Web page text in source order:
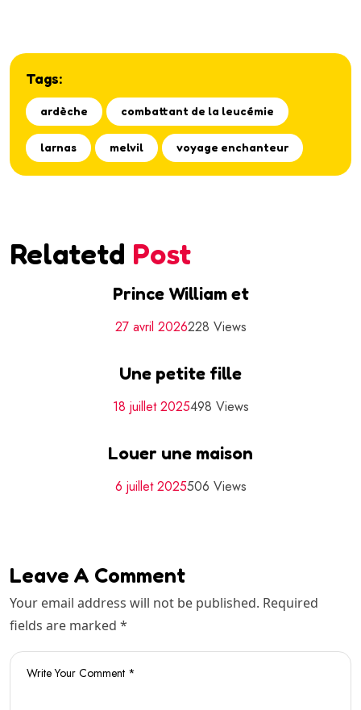
Tags:
ardèche combattant de la leucémie
larnas melvil voyage enchanteur
Relatetd Post
Prince William et
27 avril 2026228 Views
Une petite fille
18 juillet 2025498 Views
Louer une maison
6 juillet 2025506 Views
Leave A Comment
Your email address will not be published. Required
fields are marked *